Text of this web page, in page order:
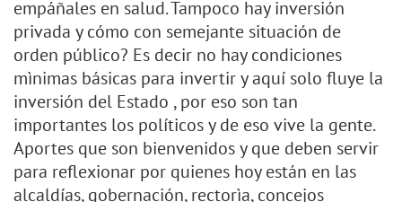
empáñales en salud. Tampoco hay inversión
privada y cómo con semejante situación de
orden público? Es decir no hay condiciones
mìnimas básicas para invertir y aquí solo fluye la
inversión del Estado , por eso son tan
importantes los políticos y de eso vive la gente.
Aportes que son bienvenidos y que deben servir
para reflexionar por quienes hoy están en las
alcaldías, gobernación, rectorìa, concejos